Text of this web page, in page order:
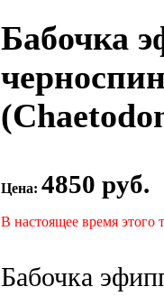
Бабочка
Цена: 4850 руб.
В настоящее время этого
Бабочка